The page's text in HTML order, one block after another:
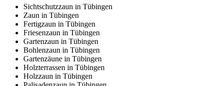
Sichtschutzzaun in Tübingen
Zaun in Tübingen
Fertigzaun in Tübingen
Friesenzaun in Tübingen
Gartenzaun in Tübingen
Bohlenzaun in Tübingen
Gartenzäune in Tübingen
Holzterrassen in Tübingen
Holzzaun in Tübingen